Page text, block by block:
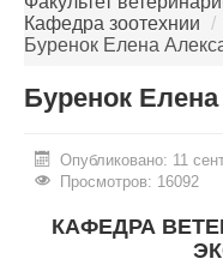
ДОПОЛНИТЕЛЬНОЕ
#БЕРЕГИЗДОРОВЬЕ
АБИТУРИЕНТУ
Кафедра зоотехнии /
Буренок Елена
Буренок
Опубликовано: 11
Просмотров: 16092
КАФЕДРА